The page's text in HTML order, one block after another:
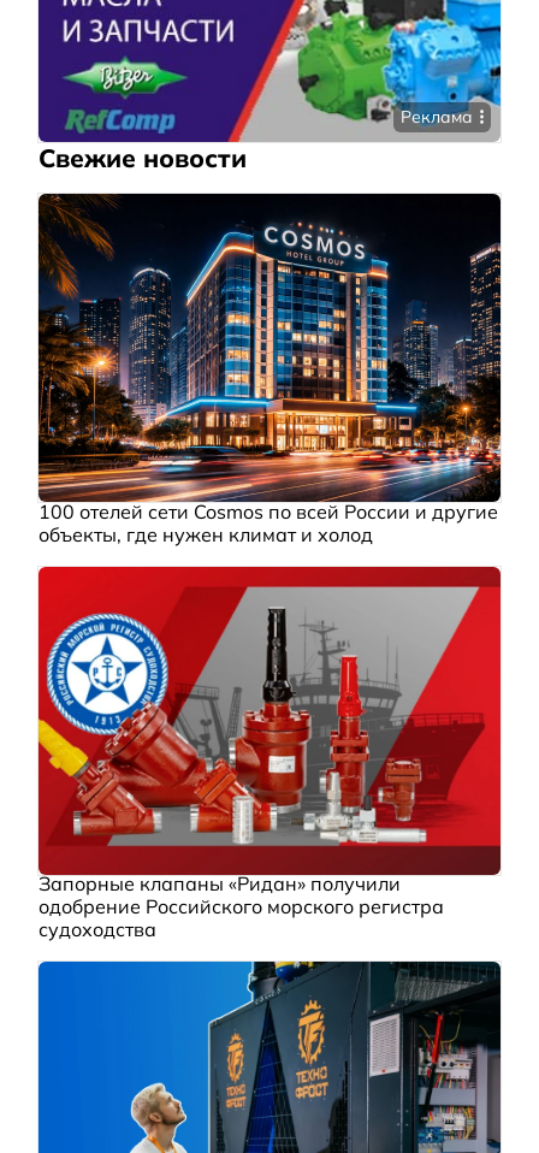
Реклама
Свежие новости
100 отелей сети Cosmos по всей России и другие
объекты, где нужен климат и холод
Запорные клапаны «Ридан» получили
одобрение Российского морского регистра
судоходства